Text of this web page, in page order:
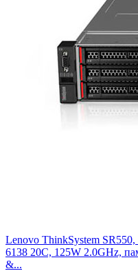
Lenovo ThinkSystem
6138 20C, 125W 2.0GHz,
&...